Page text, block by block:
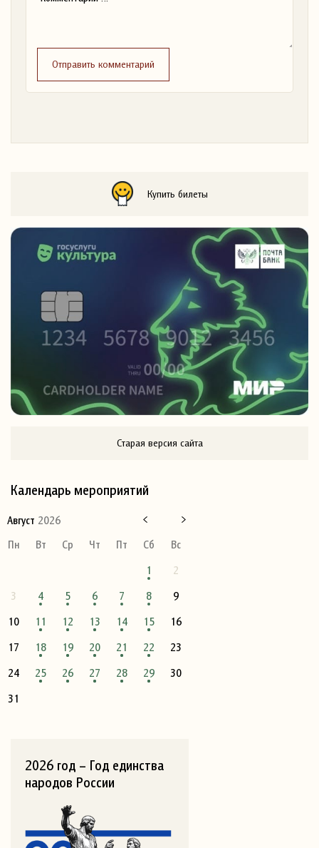
Отправить комментарий
Купить билеты
Старая версия сайта
Календарь мероприятий
Август 2026
Пн
Вт Ср Чт Пт Сб
Вс
1
2
3
4 5 6 7 8
9
10
11 12 13 14 15
16
17
18 19 20 21 22
23
24
25 26 27 28 29
30
31
2026 год – Год единства
народов России